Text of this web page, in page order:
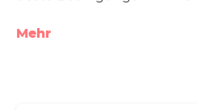
Angenehme Laufruhe,
Mehr